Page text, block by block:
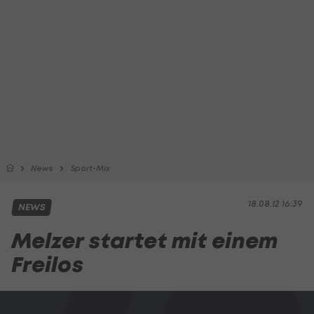
News Sport-Mix
18.08.12 16:39
NEWS
Melzer startet mit einem
Freilos